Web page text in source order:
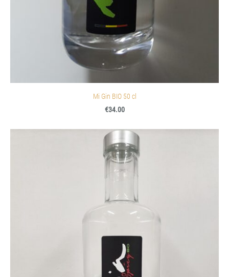
Mi Gin BIO 50 cl
€34.00